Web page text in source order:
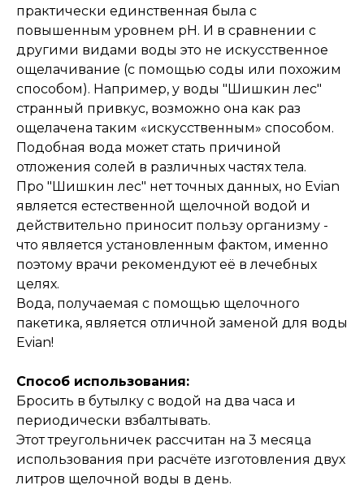
практически единственная была с
повышенным уровнем pH. И в сравнении с
другими видами воды это не искусственное
ощелачивание (с помощью соды или похожим
способом). Например, у воды "Шишкин лес"
странный привкус, возможно она как раз
ощелачена таким «искусственным» способом.
Подобная вода может стать причиной
отложения солей в различных частях тела.
Про "Шишкин лес" нет точных данных, но Evian
является естественной щелочной водой и
действительно приносит пользу организму -
что является установленным фактом, именно
поэтому врачи рекомендуют её в лечебных
целях.
Вода, получаемая с помощью щелочного
пакетика, является отличной заменой для воды
Evian!
Способ использования:
Бросить в бутылку с водой на два часа и
периодически взбалтывать.
Этот треугольничек рассчитан на 3 месяца
использования при расчёте изготовления двух
литров щелочной воды в день.